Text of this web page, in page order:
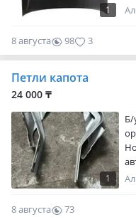
1
8 августа 98 3
Петли капота
24 000 ₸
1
Б/
8 августа
73